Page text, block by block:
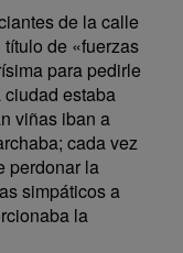
de la calle
de «fuerzas
para pedirle
estaba
viñas iban a
cada vez
perdonar la
simpáticos a
la